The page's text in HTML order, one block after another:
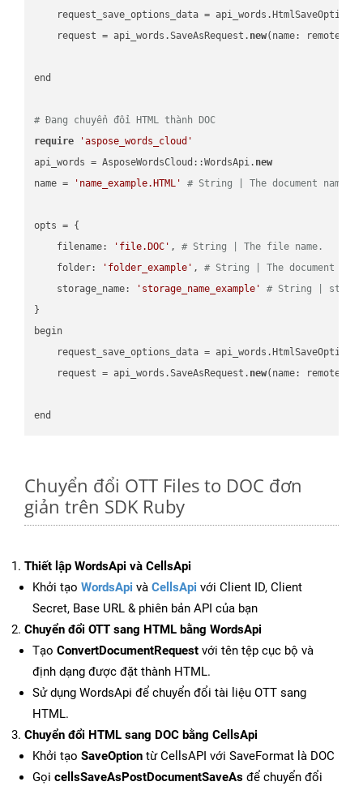
request_save_options_data =
    request = api_words.SaveAsRequest.
new(name:
end
# Đang chuyển đổi HTML thành DOC
require
'aspose_words_cloud'
api_words = AsposeWordsCloud::WordsApi. new
name =
'name_example.HTML' # String | The document name.
opts = {
    filename:
'file.DOC' , # String | The file name.
    folder:
'folder_example' , # String | The document
    storage_name:
'storage_name_example'
# String |
}
begin
request_save_options_data =
    request = api_words.SaveAsRequest.
new(name:
Chuyển đổi OTT Files to DOC đơn
giản trên SDK Ruby
Thiết lập WordsApi và CellsApi
Khởi tạo WordsApi và CellsApi với Client ID, Client
Secret, Base URL & phiên bản API của bạn
Chuyển đổi OTT sang HTML bằng WordsApi
Tạo ConvertDocumentRequest với tên tệp cục bộ và
định dạng được đặt thành HTML.
Sử dụng WordsApi để chuyển đổi tài liệu OTT sang
HTML.
Chuyển đổi HTML sang DOC bằng CellsApi
Khởi tạo SaveOption từ CellsAPI với SaveFormat là DOC
Gọi cellsSaveAsPostDocumentSaveAs để chuyển đổi